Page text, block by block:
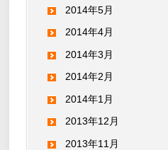
2014年5月
2014年4月
2014年3月
2014年2月
2014年1月
2013年12月
2013年11月